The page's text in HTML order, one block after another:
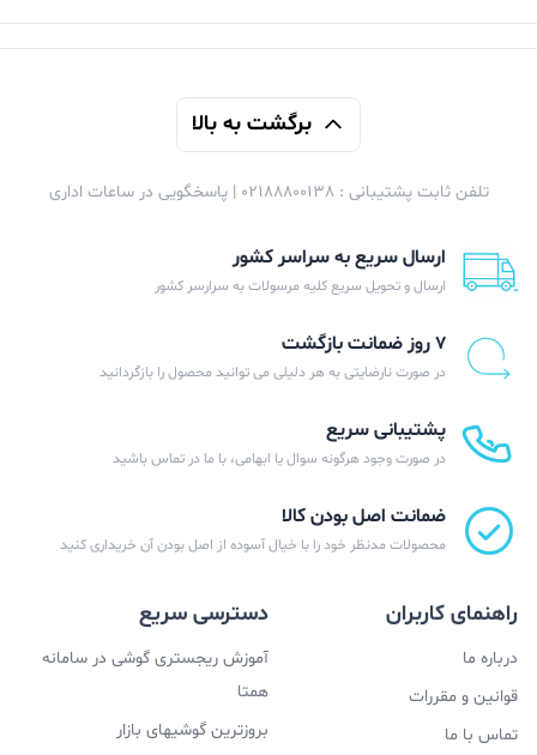
برگشت به بالا
تلفن ثابت پشتیبانی : 02188800138 | پاسخگویی در ساعات اداری
ارسال سریع به سراسر کشور
ارسال و تحویل سریع کلیه مرسولات به سرارسر کشور
۷ روز ضمانت بازگشت
در صورت نارضایتی به هر دلیلی می توانید محصول را بازگردانید
پشتیبانی سریع
در صورت وجود هرگونه سوال یا ابهامی، با ما در تماس باشید
ضمانت اصل بودن کالا
محصولات مدنظر خود را با خیال آسوده از اصل بودن آن خریداری کنید
راهنمای کاربران
درباره ما
قوانین و مقررات
تماس با ما
دسترسی سریع
آموزش ریجستری گوشی در سامانه
همتا
بروزترین گوشیهای بازار